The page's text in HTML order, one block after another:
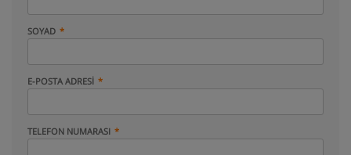
SOYAD
E-POSTA ADRESI
TELEFON NUMARASI